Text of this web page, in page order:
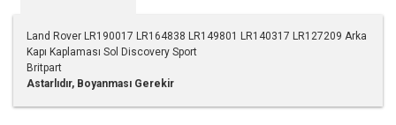
Land Rover LR190017 LR164838 LR149801 LR140317 LR127209 Arka
Kapı Kaplaması Sol Discovery Sport
Britpart
Astarlıdır, Boyanması Gerekir